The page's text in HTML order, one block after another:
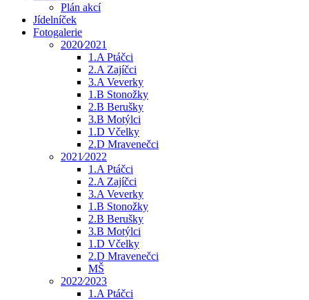
Plán akcí
Jídelníček
Fotogalerie
2020⁄2021
1.A Ptáčci
2.A Zajíčci
3.A Veverky
1.B Stonožky
2.B Berušky
3.B Motýlci
1.D Včelky
2.D Mravenečci
2021⁄2022
1.A Ptáčci
2.A Zajíčci
3.A Veverky
1.B Stonožky
2.B Berušky
3.B Motýlci
1.D Včelky
2.D Mravenečci
MŠ
2022⁄2023
1.A Ptáčci